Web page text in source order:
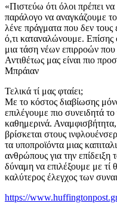
«Πιστεύω ότι όλοι πρέπει
παράλογο να αναγκάζουμε
λένε πράγματα που δεν τους
ό,τι καταναλώνουμε. Επίσης
μια τάση νέων επιρροών που
Αντιθέτως μας είναι πιο
Μπράιαν
Τελικά τί μας φταίει;
Με το κόστος διαβίωσης
επιλέγουμε πιο συνειδητά
καθημερινά.
βρίσκεται στους
τα υποπροϊόντα μιας
ανθρώπους για την
δύναμη να επιλέξουμε με τί
καλύτερος έλεγχος των
https://